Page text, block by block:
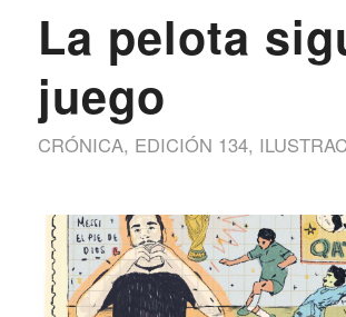
La pelota
juego
CRÓNICA, EDICIÓN 134,